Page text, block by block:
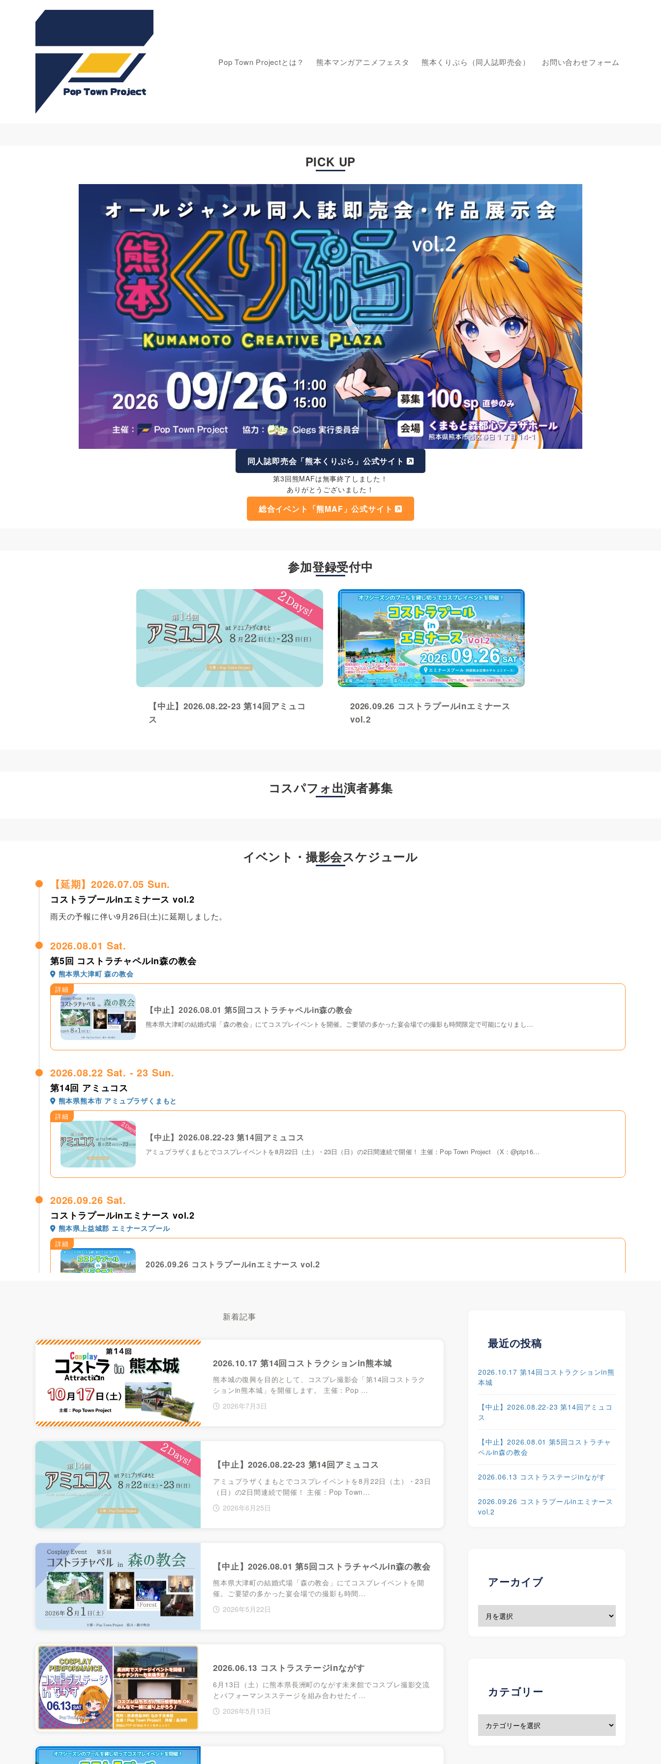
Pop Town Projectとは？ 熊本マンガアニメフェスタ 熊本くりぷら（同人誌即売会） お問い合わせフォーム
PICK UP
同人誌即売会「熊本くりぷら」公式サイト
第3回熊MAFは無事終了しました！
ありがとうございました！
総合イベント「熊MAF」公式サイト
参加登録受付中
【中止】2026.08.22-23 第14回アミュコ
ス
2026.09.26 コストラプールinエミナース
vol.2
コスパフォ出演者募集
イベント・撮影会スケジュール
【延期】2026.07.05 Sun.
コストラプールinエミナース vol.2
雨天の予報に伴い9月26日(土)に延期しました。
2026.08.01 Sat.
第5回 コストラチャペルin森の教会
熊本県大津町 森の教会
詳細
【中止】2026.08.01 第5回コストラチャペルin森の教会
熊本県大津町の結婚式場「森の教会」にてコスプレイベントを開催。ご要望の多かった宴会場での撮影も時間限定で可能になりまし…
2026.08.22 Sat. - 23 Sun.
第14回 アミュコス
熊本県熊本市 アミュプラザくまもと
詳細
【中止】2026.08.22-23 第14回アミュコス
アミュプラザくまもとでコスプレイベントを8月22日（土）・23日（日）の2日間連続で開催！ 主催：Pop Town Project （X：@ptp16…
2026.09.26 Sat.
コストラプールinエミナース vol.2
熊本県上益城郡 エミナースプール
詳細
2026.09.26 コストラプールinエミナース vol.2
同人誌即売会 熊本クリエイティブプラザ vol.2
熊本県熊本市 くまもと森都心プラザホール
熊本くりぷら公式サイトをチェック
2026.10.17 Sat.
第14回 コストラクションin熊本城
熊本県熊本市 城彩苑ほか
詳細
2026.10.17 第14回コストラクションin熊本城
新着記事
2026.10.17 第14回コストラクションin熊本城
熊本城の復興を目的として、コスプレ撮影会「第14回コストラク
ションin熊本城」を開催します。 主催：Pop …
2026年7月3日
【中止】2026.08.22-23 第14回アミュコス
アミュプラザくまもとでコスプレイベントを8月22日（土）・23日
（日）の2日間連続で開催！ 主催：Pop Town…
2026年6月25日
【中止】2026.08.01 第5回コストラチャペルin森の教会
熊本県大津町の結婚式場「森の教会」にてコスプレイベントを開
催。ご要望の多かった宴会場での撮影も時間…
2026年5月22日
2026.06.13 コストラステージinながす
6月13日（土）に熊本県長洲町のながす未来館でコスプレ撮影交流
とパフォーマンスステージを組み合わせたイ…
2026年5月13日
最近の投稿
2026.10.17 第14回コストラクションin熊
本城
【中止】2026.08.22-23 第14回アミュコ
ス
【中止】2026.08.01 第5回コストラチャ
ペルin森の教会
2026.06.13 コストラステージinながす
2026.09.26 コストラプールinエミナース
vol.2
アーカイブ
カテゴリー